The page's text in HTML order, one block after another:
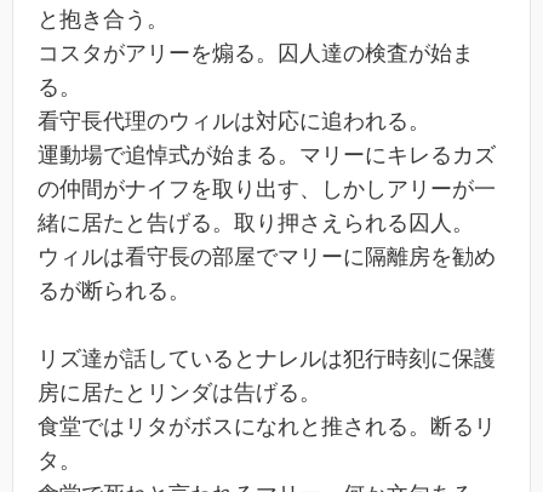
と抱き合う。
コスタがアリーを煽る。囚人達の検査が始ま
る。
看守長代理のウィルは対応に追われる。
運動場で追悼式が始まる。マリーにキレるカズ
の仲間がナイフを取り出す、しかしアリーが一
緒に居たと告げる。取り押さえられる囚人。
ウィルは看守長の部屋でマリーに隔離房を勧め
るが断られる。
リズ達が話しているとナレルは犯行時刻に保護
房に居たとリンダは告げる。
食堂ではリタがボスになれと推される。断るリ
タ。